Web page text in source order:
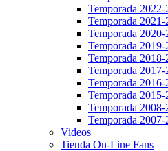
Temporada 2022-
Temporada 2021-
Temporada 2020-
Temporada 2019-
Temporada 2018-
Temporada 2017-
Temporada 2016-
Temporada 2015-
Temporada 2008-
Temporada 2007-
Videos
Tienda On-Line Fans